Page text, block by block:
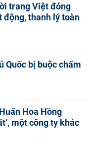
trang Việt đóng
động, thanh lý toàn
Quốc bị buộc chấm
Hoa Hồng
một công ty khác